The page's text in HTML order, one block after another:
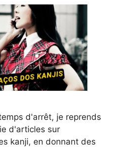
d'arrêt, je reprends
d'articles sur
kanji, en donnant des